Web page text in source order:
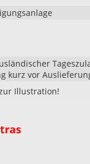
kurz vor
Illustration!